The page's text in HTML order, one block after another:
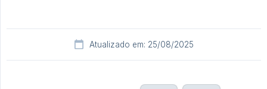
Atualizado em: 25/08/2025